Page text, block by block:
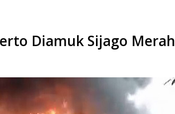
Diamuk Sijago Merah